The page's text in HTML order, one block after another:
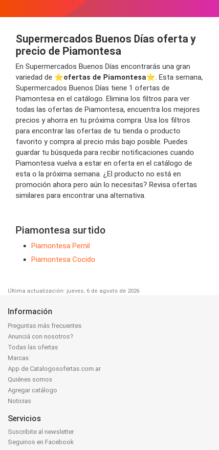
Supermercados Buenos Días oferta y
precio de Piamontesa
En Supermercados Buenos Días encontrarás una gran
variedad de ⭐️ofertas de Piamontesa⭐️. Esta semana,
Supermercados Buenos Días tiene 1 ofertas de
Piamontesa en el catálogo. Elimina los filtros para ver
todas las ofertas de Piamontesa, encuentra los mejores
precios y ahorra en tu próxima compra. Usa los filtros
para encontrar las ofertas de tu tienda o producto
favorito y compra al precio más bajo posible. Puedes
guardar tu búsqueda para recibir notificaciones cuando
Piamontesa vuelva a estar en oferta en el catálogo de
esta o la próxima semana. ¿El producto no está en
promoción ahora pero aún lo necesitas? Revisa ofertas
similares para encontrar una alternativa.
Piamontesa surtido
Piamontesa Pernil
Piamontesa Cocido
Última actualización: jueves, 6 de agosto de 2026
Información
Preguntas más frecuentes
Anunciá con nosotros?
Todas las ofertas
Marcas
App de Catalogosofertas.com.ar
Quiénes somos
Agregar catálogo
Noticias
Servicios
Suscribite al newsletter
Seguinos en Facebook